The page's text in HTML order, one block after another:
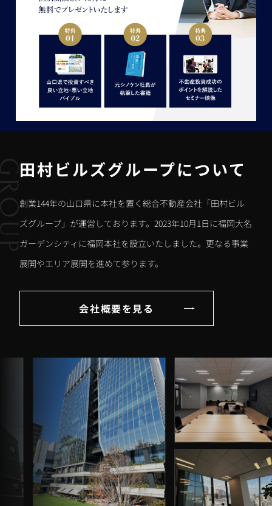
田村ビルズグループについて
創業144年の山口県に本社を置く総合不動産会社「田村ビル
ズグループ」が運営しております。2023年10月1日に福岡大名
ガーデンシティに福岡本社を設立いたしました。更なる事業
展開やエリア展開を進めて参ります。
会社概要を見る